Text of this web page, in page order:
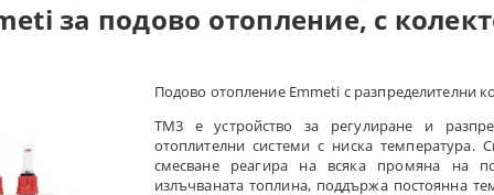
за подово отопление, с
Подово отопление Emmeti с разпределителни
TM3 е устройство за регулиране и
отоплителни системи с ниска температура.
смесване реагира на всяка промяна на
излъчваната топлина, поддържа постоянна